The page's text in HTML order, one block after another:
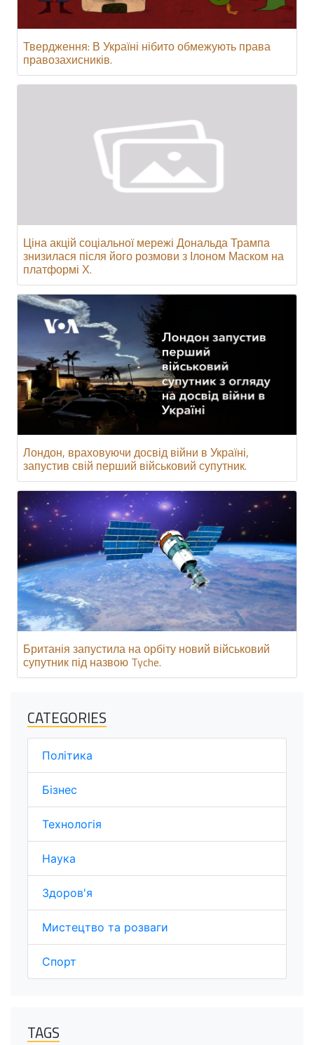
Твердження: В Україні нібито обмежують права
правозахисників.
Ціна акцій соціальної мережі Дональда Трампа
знизилася після його розмови з Ілоном Маском на
платформі Х.
Лондон, враховуючи досвід війни в Україні,
запустив свій перший військовий супутник.
Британія запустила на орбіту новий військовий
супутник під назвою Tyche.
CATEGORIES
Політика
Бізнес
Технологія
Наука
Здоров'я
Мистецтво та розваги
Спорт
TAGS